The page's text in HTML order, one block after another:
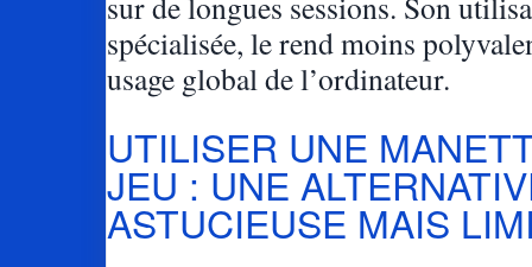
spécialisée, le rend moins
usage global de l’ordinateur.
UTILISER UNE
JEU : UNE
ASTUCIEUSE MAIS